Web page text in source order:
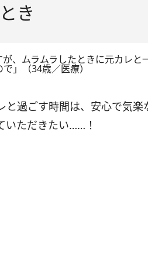
き
が、ムラムラしたときに元カレ
」（34歳／医療）
と過ごす時間は、安心で気
いただきたい……！